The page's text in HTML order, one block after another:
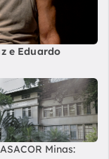
e Eduardo
Minas: